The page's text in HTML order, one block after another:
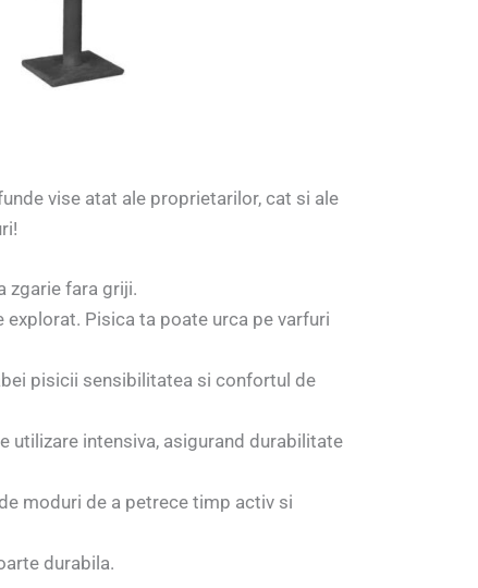
vise atat ale proprietarilor, cat si ale
zgarie fara griji.
explorat. Pisica ta poate urca pe varfuri
pisicii sensibilitatea si confortul de
utilizare intensiva, asigurand durabilitate
moduri de a petrece timp activ si
durabila.